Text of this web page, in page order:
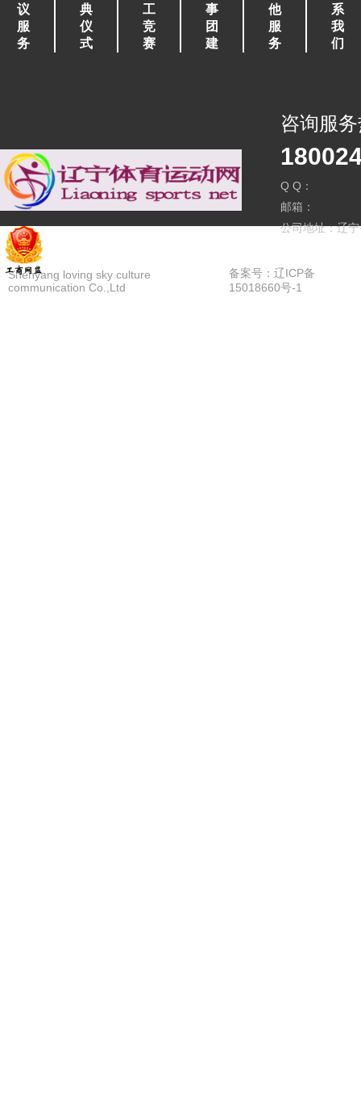
议
服
务
典
仪
式
工
竞
赛
事
团
建
他
服
务
系
我
们
咨询服
Q Q：
邮箱：
公司地址：辽
Shenyang loving sky culture
communication Co.,Ltd
备案号：辽ICP备
15018660号-1